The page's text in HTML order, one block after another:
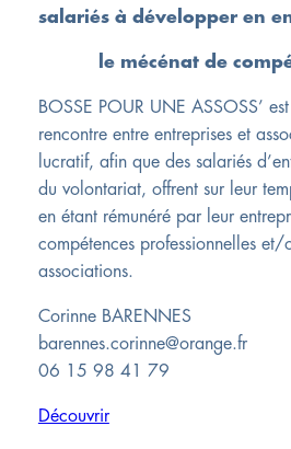
salariés à développer en
le mécénat de
BOSSE POUR UNE ASSOSS’
rencontre entre entreprises et
lucratif, afin que des salariés
du volontariat, offrent sur leur
en étant rémunéré par leur
compétences professionnelles et/
associations.
Corinne BARENNES
barennes.corinne@orange.fr
06 15 98 41 79
Découvrir